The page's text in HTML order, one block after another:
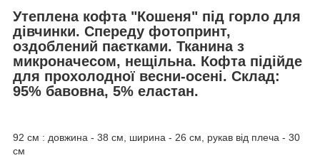
Утеплена кофта "Кошеня" під горло для
дівчинки. Спереду фотопринт,
оздоблений паєтками. Тканина з
микроначесом, нещільна. Кофта підійде
для прохолодної весни-осені. Склад:
95% бавовна, 5% еластан.
92 см : довжина - 38 см, ширина - 26 см, рукав від плеча - 30
см